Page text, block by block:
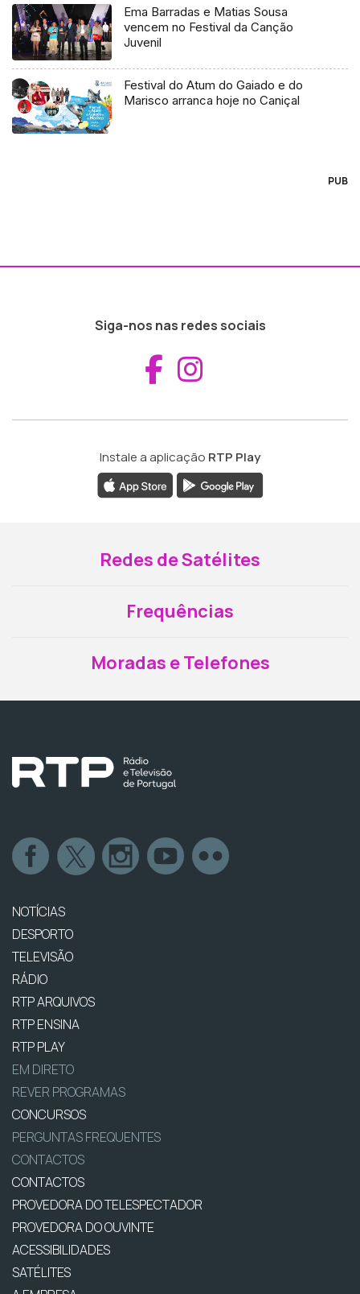
Ema Barradas e Matias Sousa
vencem no Festival da Canção
Juvenil
Festival do Atum do Gaiado e do
Marisco arranca hoje no Caniçal
PUB
Siga-nos nas redes sociais
Aceder ao
Instale a aplicação RTP Play
Redes de Satélites
Frequências
Moradas e Telefones
NOTÍCIAS
DESPORTO
TELEVISÃO
RÁDIO
RTP ARQUIVOS
RTP ENSINA
RTP PLAY
EM DIRETO
REVER PROGRAMAS
CONCURSOS
PERGUNTAS FREQUENTES
CONTACTOS
CONTACTOS
PROVEDORA DO TELESPECTADOR
PROVEDORA DO OUVINTE
ACESSIBILIDADES
SATÉLITES